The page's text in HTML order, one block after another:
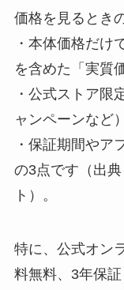
価格を見るとき
・本体価格だけ
を含めた「実質
・公式ストア限
ャンペーンなど
・保証期間やア
の3点です（出
ト）。
特に、公式オン
料無料、3年保